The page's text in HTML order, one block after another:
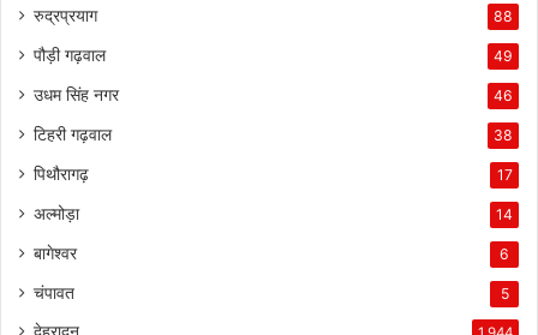
रुद्रप्रयाग 88
पौड़ी गढ़वाल 49
उधम सिंह नगर 46
टिहरी गढ़वाल 38
पिथौरागढ़ 17
अल्मोड़ा 14
बागेश्वर 6
चंपावत 5